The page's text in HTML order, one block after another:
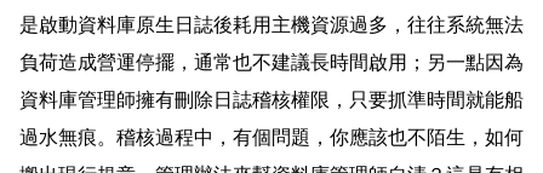
是啟動資料庫原生日誌後耗用主機資源過多，往往系統無法
負荷造成營運停擺，通常也不建議長時間啟用；另一點因為
資料庫管理師擁有刪除日誌稽核權限，只要抓準時間就能船
過水無痕。稽核過程中，有個問題，你應該也不陌生，如何